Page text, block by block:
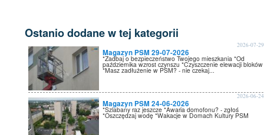
Ostanio dodane w tej kategorii
Magazyn PSM 29-07-2026
2026-07-29
*Zadbaj o bezpieczeństwo Twojego mieszkania *Od
października wzrost czynszu *Czyszczenie elewacji bloków
*Masz zadłużenie w PSM? - nie czekaj...
Magazyn PSM 24-06-2026
2026-06-24
*Szlabany raz jeszcze *Awaria domofonu? - zgłoś
*Oszczędzaj wodę *Wakacje w Domach Kultury PSM